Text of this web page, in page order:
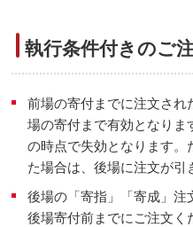
執行条件付きのご
前場の寄付までに注文さ
場の寄付まで有効となりま
の時点で失効となります。
た場合は、後場に注文が引
後場の「寄指」「寄成」注
後場寄付前までにご注文